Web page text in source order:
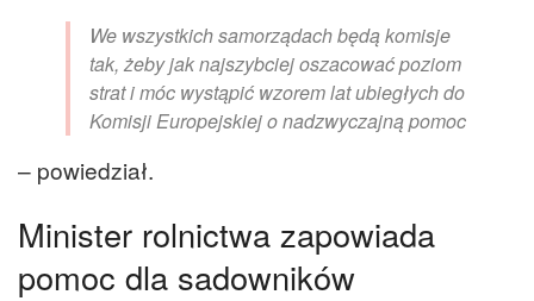
We wszystkich samorządach będą komisje
tak, żeby jak najszybciej oszacować poziom
strat i móc wystąpić wzorem lat ubiegłych do
Komisji Europejskiej o nadzwyczajną pomoc
– powiedział.
Minister rolnictwa zapowiada
pomoc dla sadowników